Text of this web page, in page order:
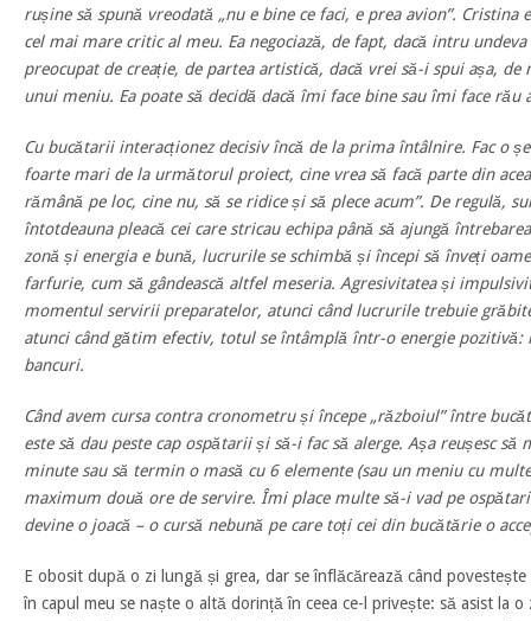
rușine să spună vreodată „nu e bine ce faci, e prea avion”. Cristina
cel mai mare critic al meu. Ea negociază, de fapt, dacă intru
preocupat de creație, de partea artistică, dacă vrei să-i spui așa, de
unui meniu. Ea poate să decidă dacă îmi face bine sau îmi face rău
Cu bucătarii interacționez decisiv încă de la prima întâlnire. Fac o
foarte mari de la următorul proiect, cine vrea să facă parte din
rămână pe loc, cine nu, să se ridice și să plece acum”. De regulă,
întotdeauna pleacă cei care stricau echipa până să ajungă
zonă și energia e bună, lucrurile se schimbă și începi să înveți
farfurie, cum să gândească altfel meseria. Agresivitatea și
momentul servirii preparatelor, atunci când lucrurile trebuie
atunci când gătim efectiv, totul se întâmplă într-o energie pozitivă:
bancuri.
Când avem cursa contra cronometru și începe „războiul” între
este să dau peste cap ospătarii și să-i fac să alerge. Așa reușesc
minute sau să termin o masă cu 6 elemente (sau un meniu cu
maximum două ore de servire. Îmi place multe să-i vad pe
devine o joacă – o cursă nebună pe care toți cei din bucătărie o
E obosit după o zi lungă și grea, dar se înflăcărează când povestește
în capul meu se naște o altă dorință în ceea ce-l privește: să asist la